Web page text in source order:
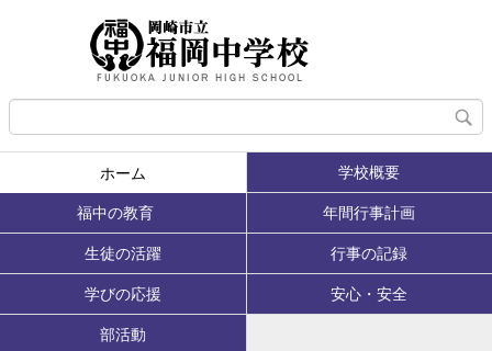
ホーム 学校概要
福中の教育 年間行事計画
生徒の活躍 行事の記録
学びの応援 安心・安全
部活動